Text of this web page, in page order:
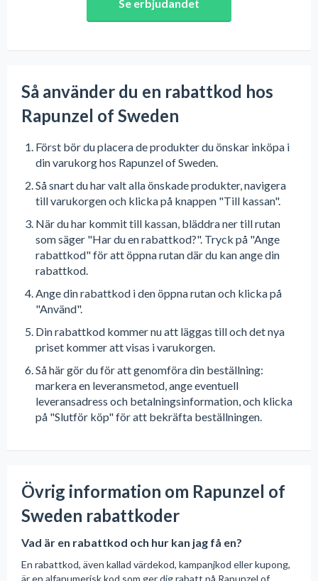
Se erbjudandet
Så använder du en rabattkod hos
Rapunzel of Sweden
Först bör du placera de produkter du önskar inköpa i
din varukorg hos Rapunzel of Sweden.
Så snart du har valt alla önskade produkter, navigera
till varukorgen och klicka på knappen "Till kassan".
När du har kommit till kassan, bläddra ner till rutan
som säger "Har du en rabattkod?". Tryck på "Ange
rabattkod" för att öppna rutan där du kan ange din
rabattkod.
Ange din rabattkod i den öppna rutan och klicka på
"Använd".
Din rabattkod kommer nu att läggas till och det nya
priset kommer att visas i varukorgen.
Så här gör du för att genomföra din beställning:
markera en leveransmetod, ange eventuell
leveransadress och betalningsinformation, och klicka
på "Slutför köp" för att bekräfta beställningen.
Övrig information om Rapunzel of
Sweden rabattkoder
Vad är en rabattkod och hur kan jag få en?
En rabattkod, även kallad värdekod, kampanjkod eller kupong,
är en alfanumerisk kod som ger dig rabatt på Rapunzel of